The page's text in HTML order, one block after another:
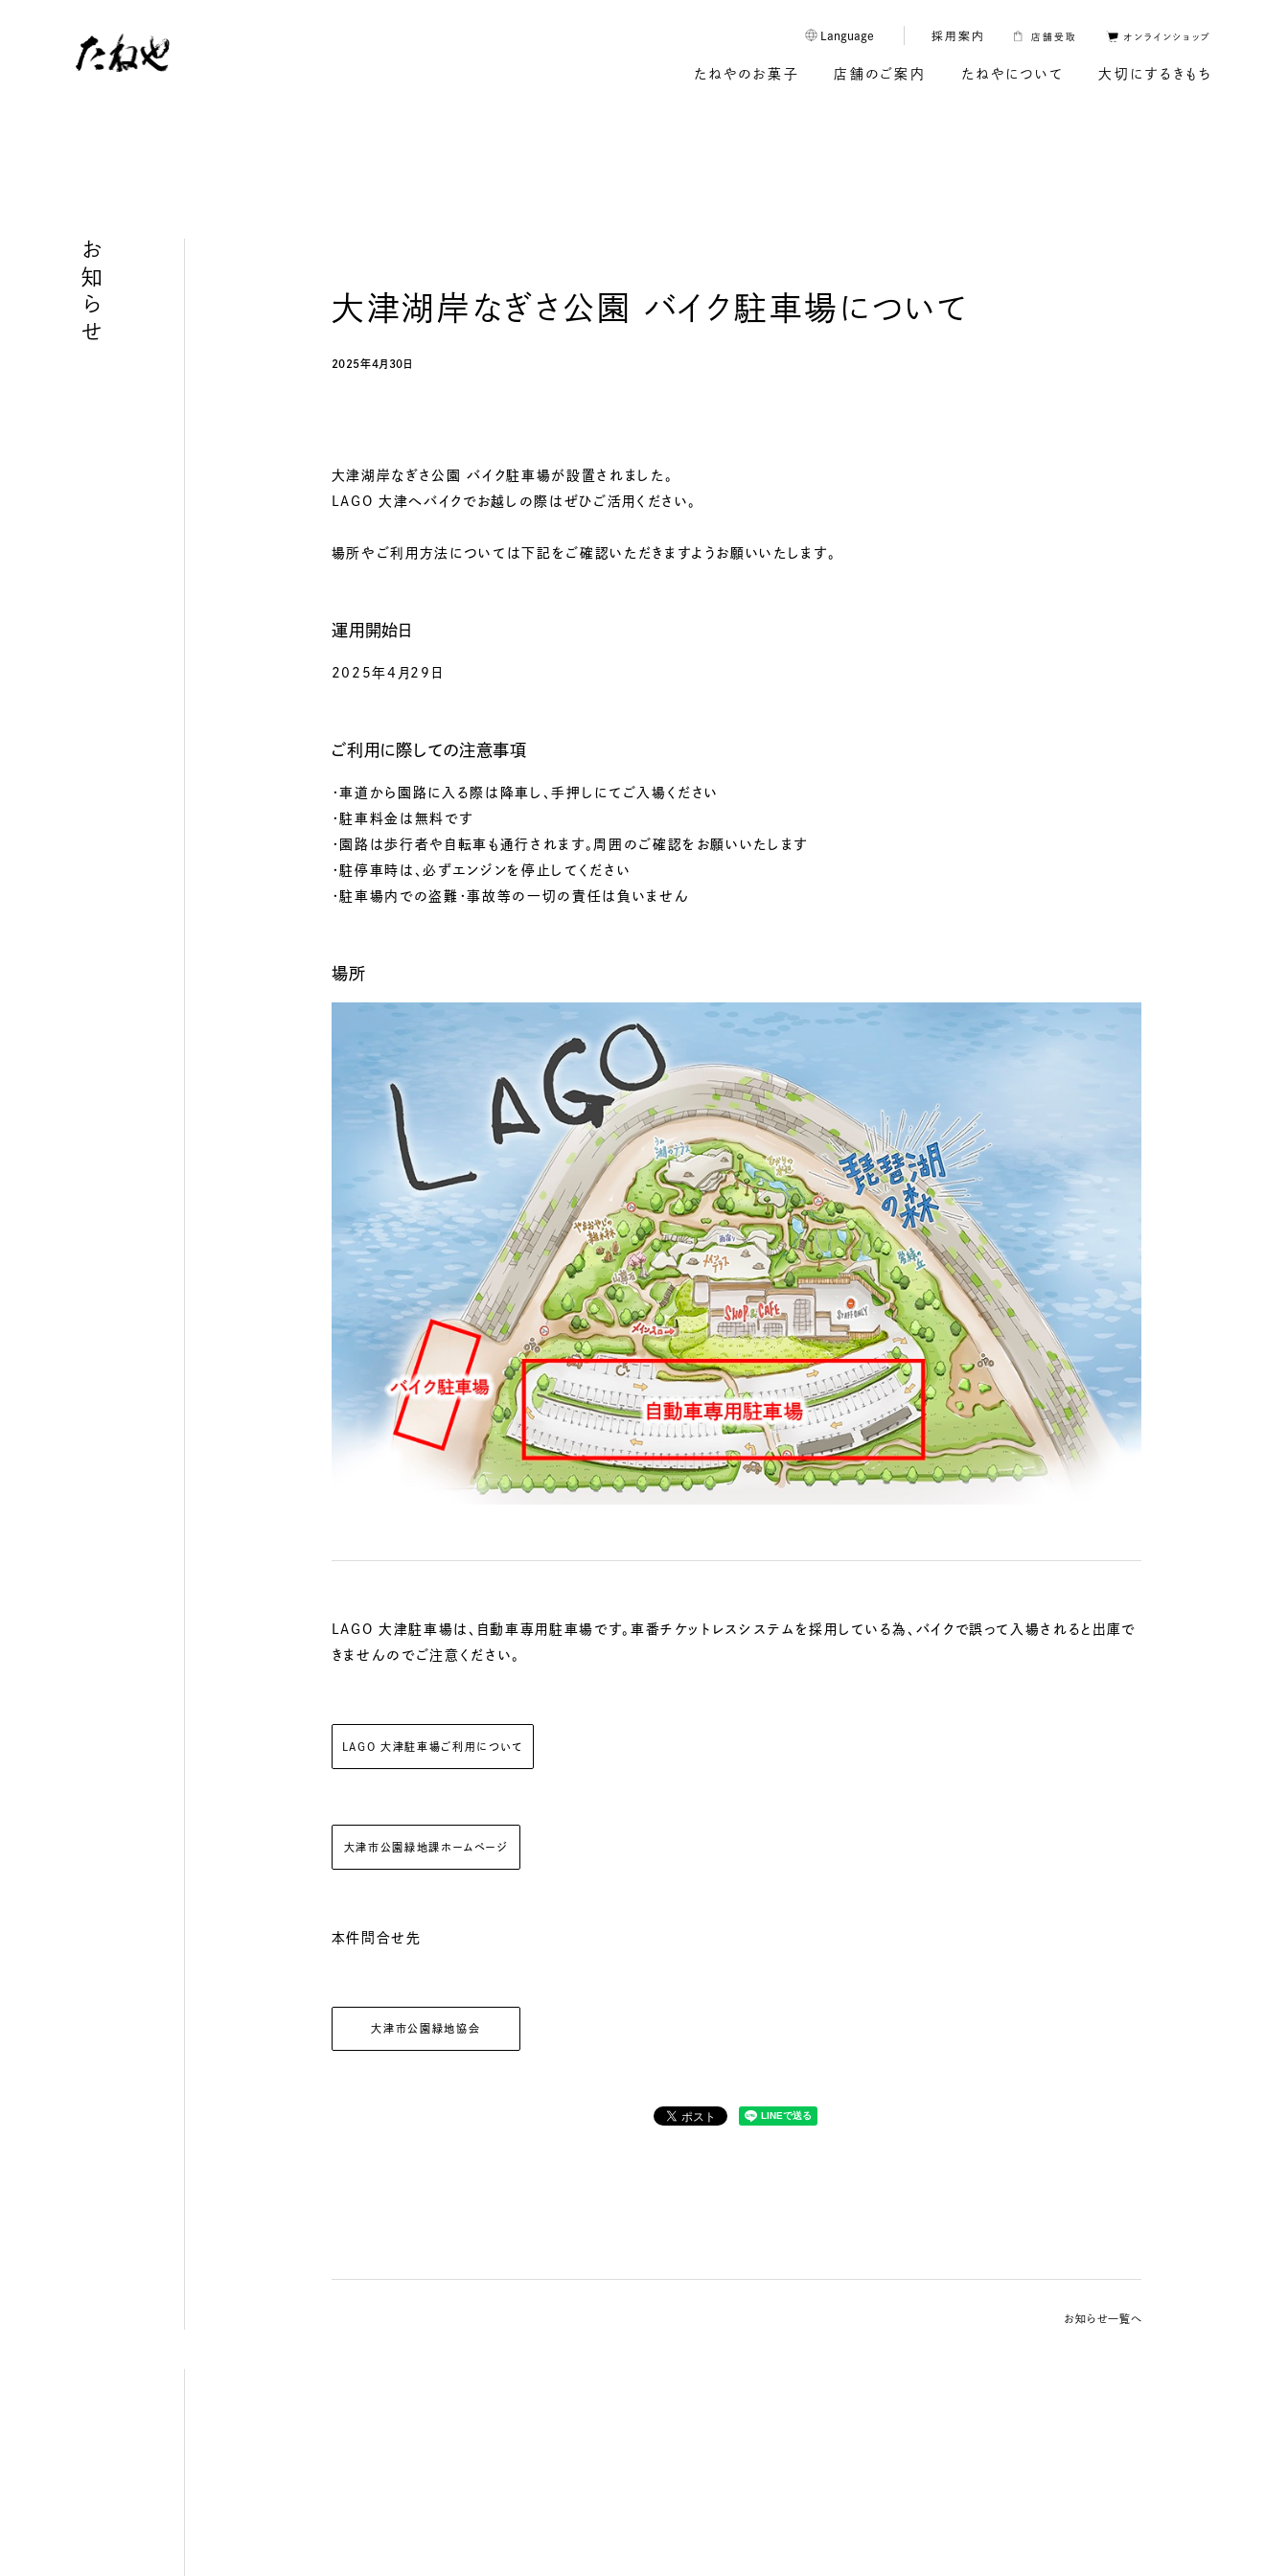
Language 採用案内 店舗受取 オンラインショップ
たねやのお菓子 店舗のご案内 たねやについて 大切にするきもち
お知らせ 大津湖岸なぎさ公園 バイク駐車場について
2025年4月30日
大津湖岸なぎさ公園 バイク駐車場が設置されました。
LAGO 大津へバイクでお越しの際はぜひご活用ください。
場所やご利用方法については下記をご確認いただきますようお願いいたします。
運用開始日
2025年4月29日
ご利用に際しての注意事項
・車道から園路に入る際は降車し、手押しにてご入場ください
・駐車料金は無料です
・園路は歩行者や自転車も通行されます。周囲のご確認をお願いいたします
・駐停車時は、必ずエンジンを停止してください
・駐車場内での盗難・事故等の一切の責任は負いません
場所
LAGO 大津駐車場は、自動車専用駐車場です。車番チケットレスシステムを採用している為、バイクで誤って入場されると出庫で
きませんのでご注意ください。
LAGO 大津駐車場ご利用について
大津市公園緑地課ホームページ
本件問合せ先
大津市公園緑地協会
お知らせ一覧へ